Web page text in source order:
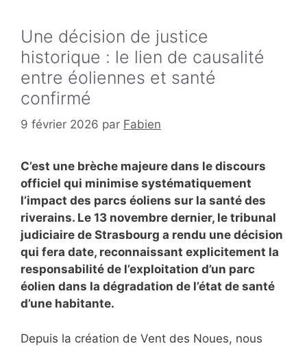
Une décision de justice
historique : le lien de causalité
entre éoliennes et santé
confirmé
9 février 2026 par Fabien
C’est une brèche majeure dans le discours
officiel qui minimise systématiquement
l’impact des parcs éoliens sur la santé des
riverains. Le 13 novembre dernier, le tribunal
judiciaire de Strasbourg a rendu une décision
qui fera date, reconnaissant explicitement la
responsabilité de l’exploitation d’un parc
éolien dans la dégradation de l’état de santé
d’une habitante.
Depuis la création de Vent des Noues, nous